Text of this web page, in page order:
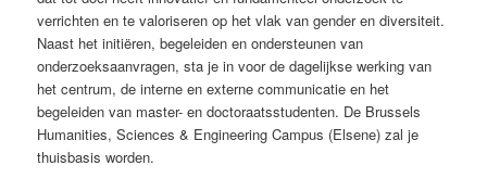
verrichten en te valoriseren op het vlak van gender en diversiteit.
Naast het initiëren, begeleiden en ondersteunen van
onderzoeksaanvragen, sta je in voor de dagelijkse werking van
het centrum, de interne en externe communicatie en het
begeleiden van master- en doctoraatsstudenten. De Brussels
Humanities, Sciences & Engineering Campus (Elsene) zal je
thuisbasis worden.